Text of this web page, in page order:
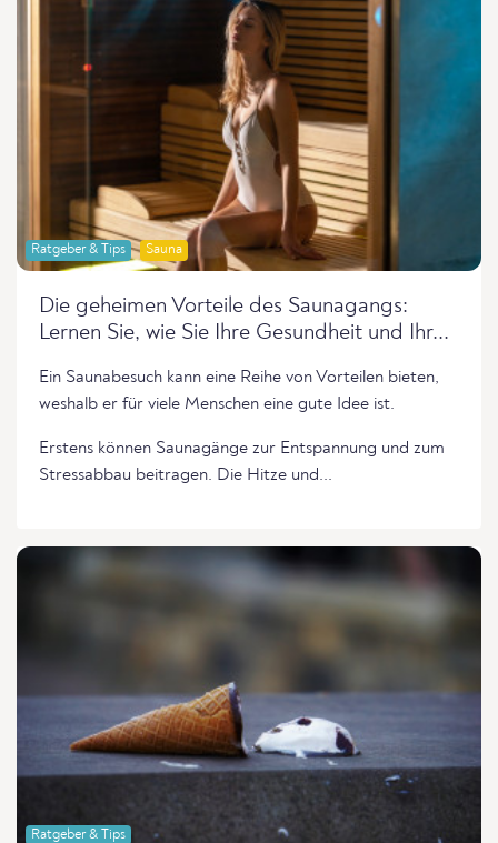
Ratgeber & Tips Sauna
Die geheimen Vorteile des Saunagangs:
Lernen Sie, wie Sie Ihre Gesundheit und Ihr...
Ein Saunabesuch kann eine Reihe von Vorteilen bieten,
weshalb er für viele Menschen eine gute Idee ist.
Erstens können Saunagänge zur Entspannung und zum
Stressabbau beitragen. Die Hitze und...
Ratgeber & Tips